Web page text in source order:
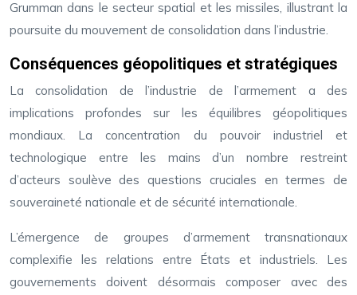
Grumman dans le secteur spatial et les missiles, illustrant la
poursuite du mouvement de consolidation dans l’industrie.
Conséquences géopolitiques et stratégiques
La consolidation de l’industrie de l’armement a des
implications profondes sur les équilibres géopolitiques
mondiaux. La concentration du pouvoir industriel et
technologique entre les mains d’un nombre restreint
d’acteurs soulève des questions cruciales en termes de
souveraineté nationale et de sécurité internationale.
L’émergence de groupes d’armement transnationaux
complexifie les relations entre États et industriels. Les
gouvernements doivent désormais composer avec des